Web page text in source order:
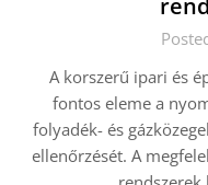
A korszerű ipari és
fontos eleme a
folyadék- és
ellenőrzését. A